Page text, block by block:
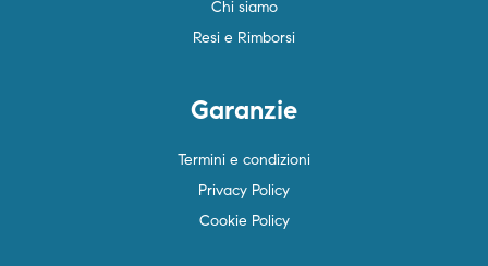
Chi siamo
Resi e Rimborsi
Garanzie
Termini e condizioni
Privacy Policy
Cookie Policy